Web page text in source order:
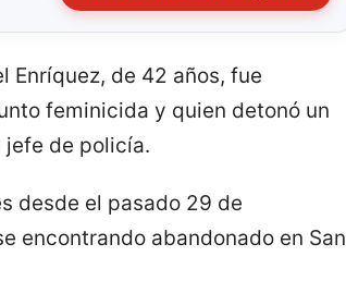
Enríquez, de 42 años, fue
feminicida y quien detonó un
jefe de policía.
desde el pasado 29 de
encontrando abandonado en San